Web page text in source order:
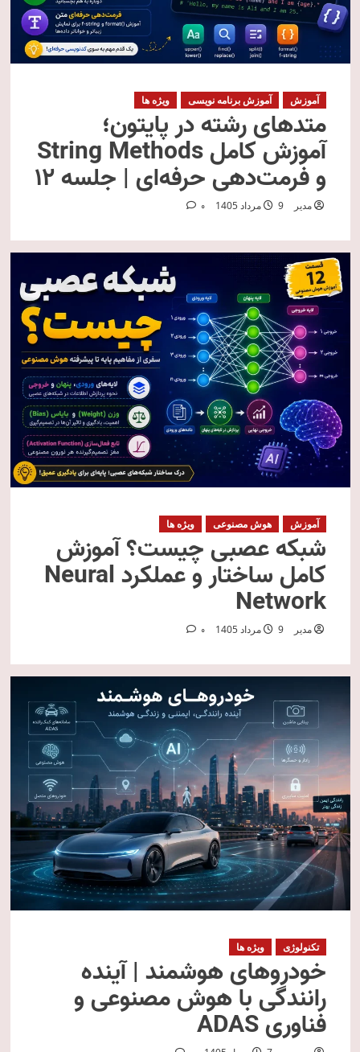
آموزش آموزش برنامه نویسی ویژه ها
متدهای رشته در پایتون؛
آموزش کامل String Methods
و فرمت‌دهی حرفه‌ای | جلسه ۱۲
مدیر 9 مرداد 1405 0
آموزش هوش مصنوعی ویژه ها
شبکه عصبی چیست؟ آموزش
کامل ساختار و عملکرد Neural
Network
مدیر 9 مرداد 1405 0
تکنولوژی ویژه ها
خودروهای هوشمند | آینده
رانندگی با هوش مصنوعی و
فناوری ADAS